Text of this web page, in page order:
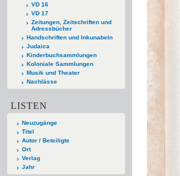
VD 16
VD 17
Zeitungen, Zeitschriften und
Adressbücher
Handschriften und Inkunabeln
Judaica
Kinderbuchsammlungen
Koloniale Sammlungen
Musik und Theater
Nachlässe
LISTEN
Neuzugänge
Titel
Autor / Beteiligte
Ort
Verlag
Jahr